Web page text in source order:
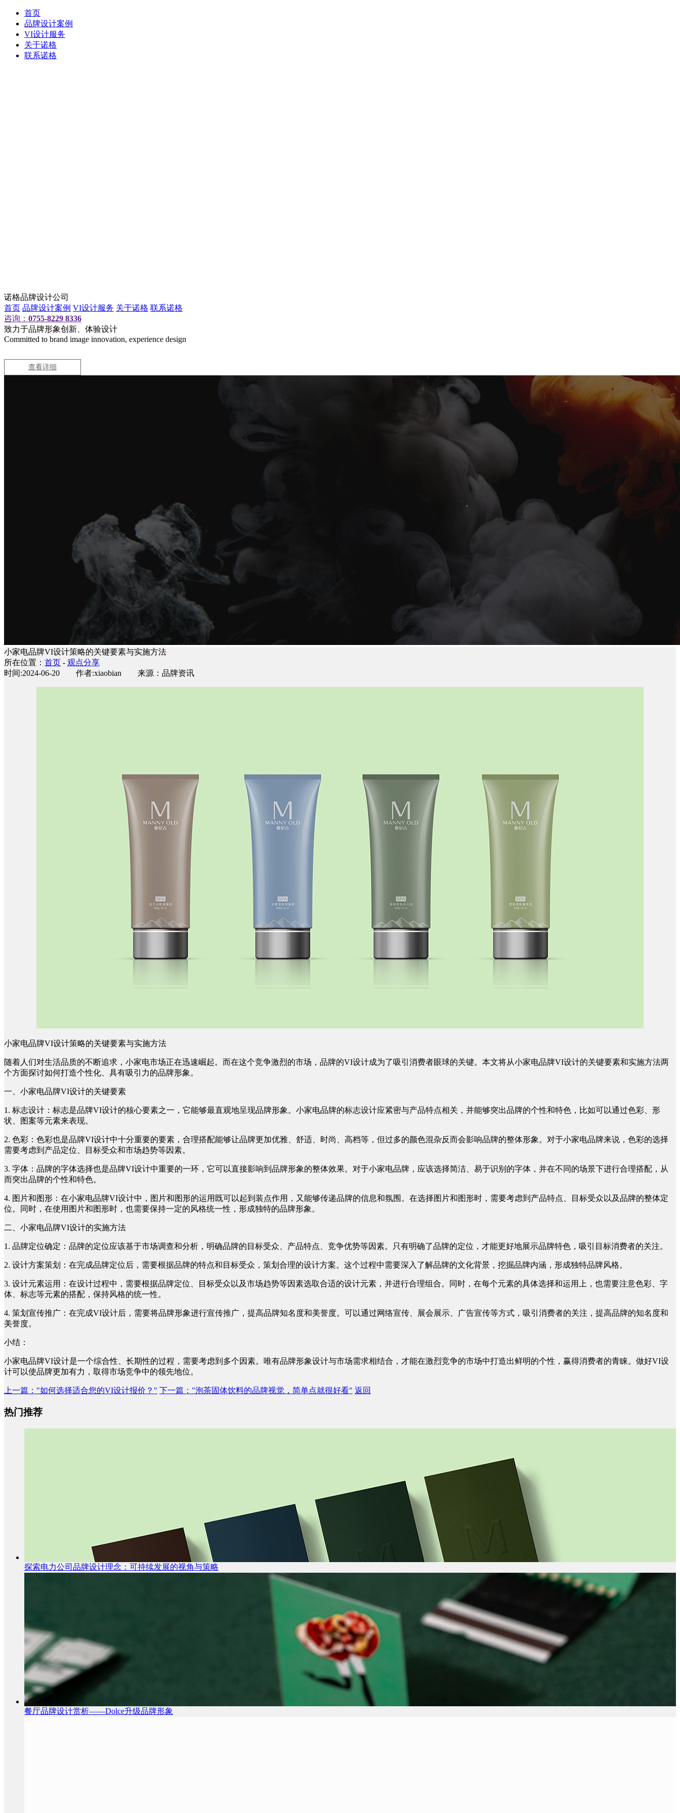
首页
品牌设计案例
VI设计服务
关于诺格
联系诺格
诺格品牌设计公司
首页 品牌设计案例 VI设计服务 关于诺格 联系诺格
咨询： 0755-8229 8336
致力于品牌形象创新、体验设计
Committed to brand image innovation, experience design
查看详细
小家电品牌VI设计策略的关键要素与实施方法
所在位置： 首页 - 观点分享
时间:2024-06-20 作者:xiaobian 来源：品牌资讯
小家电品牌VI设计策略的关键要素与实施方法
随着人们对生活品质的不断追求，小家电市场正在迅速崛起。而在这个竞争激烈的市场，品牌的VI设计成为了吸引消费者眼球的关键。本文将从小家电品牌VI设计的关键要素和实施方法两
个方面探讨如何打造个性化、具有吸引力的品牌形象。
一、小家电品牌VI设计的关键要素
1. 标志设计：标志是品牌VI设计的核心要素之一，它能够最直观地呈现品牌形象。小家电品牌的标志设计应紧密与产品特点相关，并能够突出品牌的个性和特色，比如可以通过色彩、形
状、图案等元素来表现。
2. 色彩：色彩也是品牌VI设计中十分重要的要素，合理搭配能够让品牌更加优雅、舒适、时尚、高档等，但过多的颜色混杂反而会影响品牌的整体形象。对于小家电品牌来说，色彩的选择
需要考虑到产品定位、目标受众和市场趋势等因素。
3. 字体：品牌的字体选择也是品牌VI设计中重要的一环，它可以直接影响到品牌形象的整体效果。对于小家电品牌，应该选择简洁、易于识别的字体，并在不同的场景下进行合理搭配，从
而突出品牌的个性和特色。
4. 图片和图形：在小家电品牌VI设计中，图片和图形的运用既可以起到装点作用，又能够传递品牌的信息和氛围。在选择图片和图形时，需要考虑到产品特点、目标受众以及品牌的整体定
位。同时，在使用图片和图形时，也需要保持一定的风格统一性，形成独特的品牌形象。
二、小家电品牌VI设计的实施方法
1. 品牌定位确定：品牌的定位应该基于市场调查和分析，明确品牌的目标受众、产品特点、竞争优势等因素。只有明确了品牌的定位，才能更好地展示品牌特色，吸引目标消费者的关注。
2. 设计方案策划：在完成品牌定位后，需要根据品牌的特点和目标受众，策划合理的设计方案。这个过程中需要深入了解品牌的文化背景，挖掘品牌内涵，形成独特品牌风格。
3. 设计元素运用：在设计过程中，需要根据品牌定位、目标受众以及市场趋势等因素选取合适的设计元素，并进行合理组合。同时，在每个元素的具体选择和运用上，也需要注意色彩、字
体、标志等元素的搭配，保持风格的统一性。
4. 策划宣传推广：在完成VI设计后，需要将品牌形象进行宣传推广，提高品牌知名度和美誉度。可以通过网络宣传、展会展示、广告宣传等方式，吸引消费者的关注，提高品牌的知名度和
美誉度。
小结：
小家电品牌VI设计是一个综合性、长期性的过程，需要考虑到多个因素。唯有品牌形象设计与市场需求相结合，才能在激烈竞争的市场中打造出鲜明的个性，赢得消费者的青睐。做好VI设
计可以使品牌更加有力，取得市场竞争中的领先地位。
上一篇 ："如何选择适合您的VI设计报价？" 下一篇 ："泡茶固体饮料的品牌视觉，简单点就很好看" 返回
热门推荐
探索电力公司品牌设计理念：可持续发展的视角与策略
餐厅品牌设计赏析——Dolce升级品牌形象